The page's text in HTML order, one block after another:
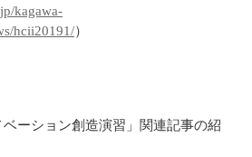
kagawa-
hcii20191/）
ベーション創造演習」関連記事の紹